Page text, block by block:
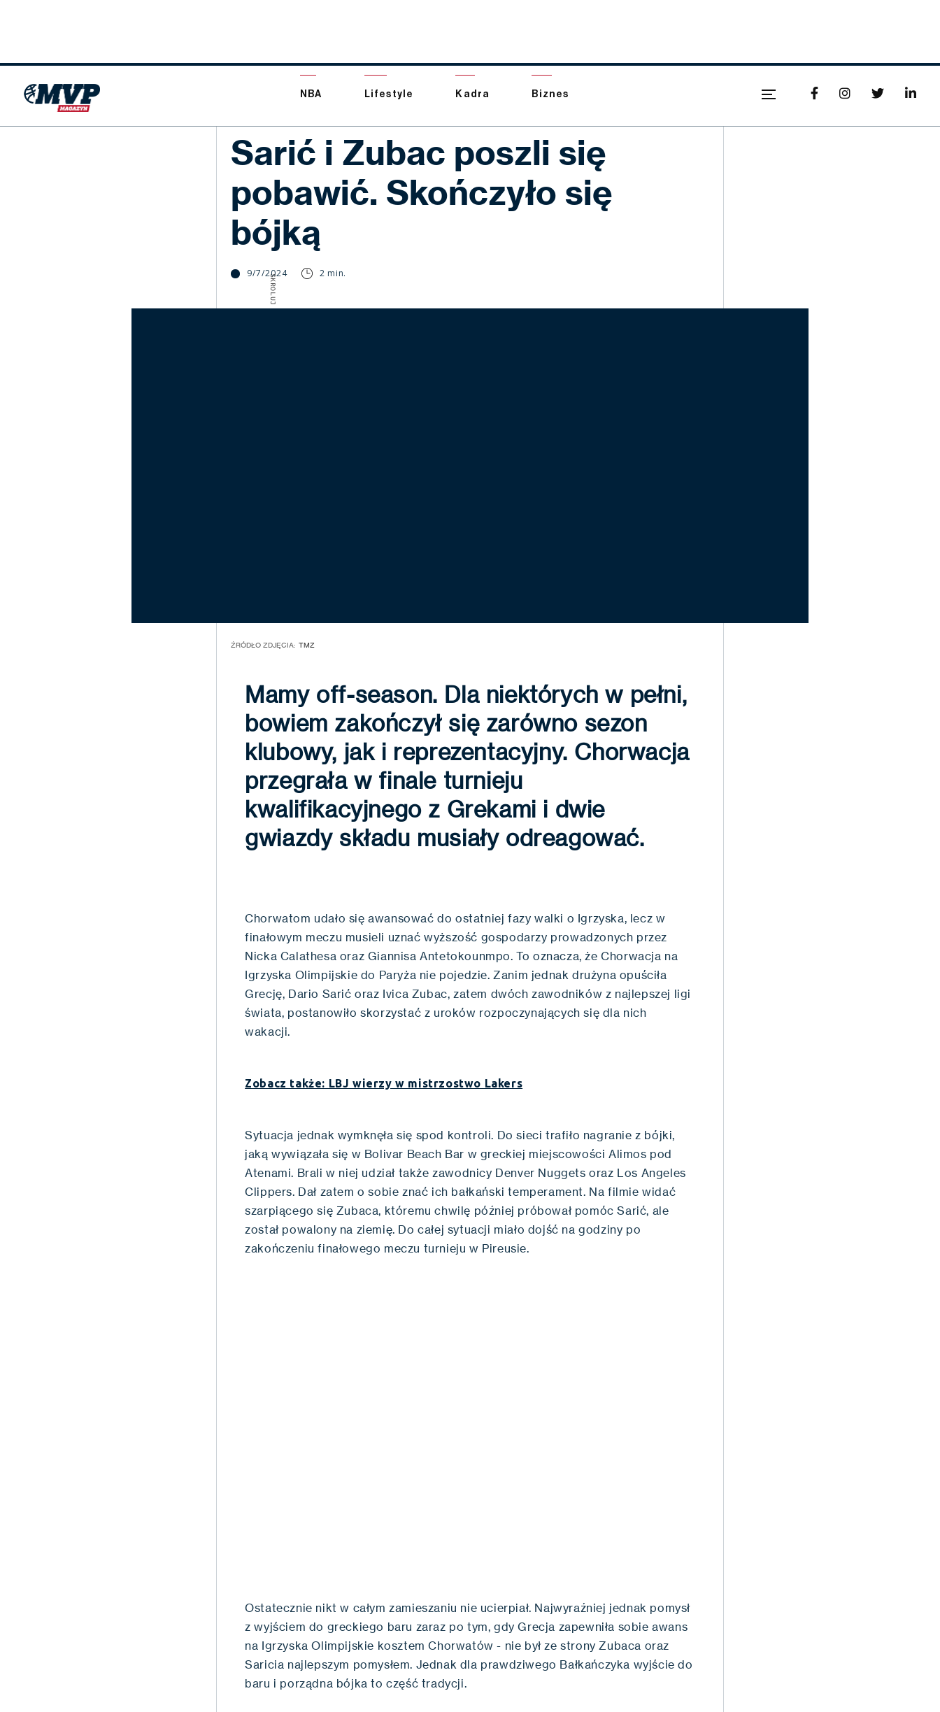
NBA Lifestyle Kadra Biznes    
Sarić i Zubac poszli się
pobawić. Skończyło się
bójką
9/7/2024 2 min.
SKROLUJ W DÓŁ
ŹRÓDŁO ZDJĘCIA: TMZ
Mamy off-season. Dla niektórych w pełni,
bowiem zakończył się zarówno sezon
klubowy, jak i reprezentacyjny. Chorwacja
przegrała w finale turnieju
kwalifikacyjnego z Grekami i dwie
gwiazdy składu musiały odreagować.
Chorwatom udało się awansować do ostatniej fazy walki o Igrzyska, lecz w
finałowym meczu musieli uznać wyższość gospodarzy prowadzonych przez
Nicka Calathesa oraz Giannisa Antetokounmpo. To oznacza, że Chorwacja na
Igrzyska Olimpijskie do Paryża nie pojedzie. Zanim jednak drużyna opuściła
Grecję, Dario Sarić oraz Ivica Zubac, zatem dwóch zawodników z najlepszej ligi
świata, postanowiło skorzystać z uroków rozpoczynających się dla nich
wakacji.
Zobacz także: LBJ wierzy w mistrzostwo Lakers
Sytuacja jednak wymknęła się spod kontroli. Do sieci trafiło nagranie z bójki,
jaką wywiązała się w Bolivar Beach Bar w greckiej miejscowości Alimos pod
Atenami. Brali w niej udział także zawodnicy Denver Nuggets oraz Los Angeles
Clippers. Dał zatem o sobie znać ich bałkański temperament. Na filmie widać
szarpiącego się Zubaca, któremu chwilę później próbował pomóc Sarić, ale
został powalony na ziemię. Do całej sytuacji miało dojść na godziny po
zakończeniu finałowego meczu turnieju w Pireusie.
Ostatecznie nikt w całym zamieszaniu nie ucierpiał. Najwyraźniej jednak pomysł
z wyjściem do greckiego baru zaraz po tym, gdy Grecja zapewniła sobie awans
na Igrzyska Olimpijskie kosztem Chorwatów - nie był ze strony Zubaca oraz
Saricia najlepszym pomysłem. Jednak dla prawdziwego Bałkańczyka wyjście do
baru i porządna bójka to część tradycji.